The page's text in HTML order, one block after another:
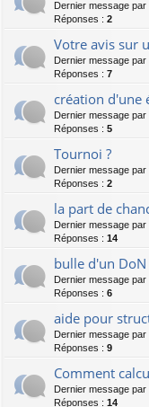
Dernier message par
Réponses : 2
Votre avis sur
Dernier message par
Réponses : 7
création d'une
Dernier message par
Réponses : 5
Tournoi ?
Dernier message par
Réponses : 2
la part de
Dernier message par
Réponses : 14
bulle d'un DoN
Dernier message par
Réponses : 6
aide pour
Dernier message par
Réponses : 9
Comment
Dernier message par
Réponses : 14